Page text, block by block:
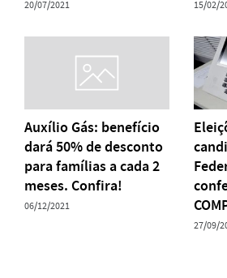
20/07/2021 15/02/
Auxílio Gás: benefício
dará 50% de desconto
para famílias a cada 2
meses. Confira!
06/12/2021
27/09/